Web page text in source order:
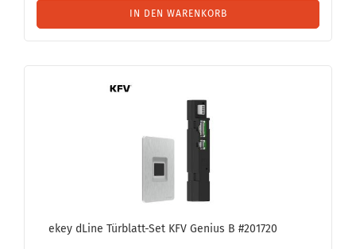
IN DEN WARENKORB
ekey dLine Türblatt-​​Set KFV Ge­ni­us B #201720